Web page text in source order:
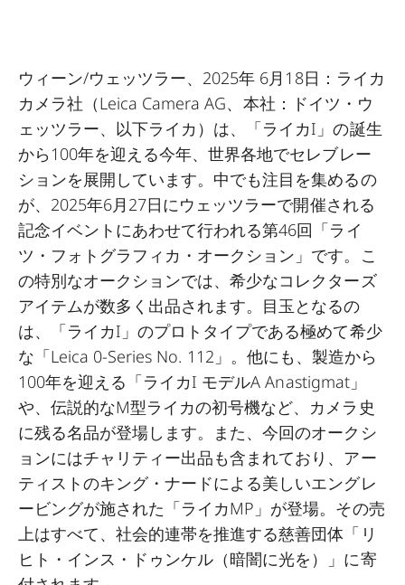
ウィーン/ウェッツラー、2025年 6月18日：ライカ
カメラ社（Leica Camera AG、本社：ドイツ・ウ
ェッツラー、以下ライカ）は、「ライカI」の誕生
から100年を迎える今年、世界各地でセレブレー
ションを展開しています。中でも注目を集めるの
が、2025年6月27日にウェッツラーで開催される
記念イベントにあわせて行われる第46回「ライ
ツ・フォトグラフィカ・オークション」です。こ
の特別なオークションでは、希少なコレクターズ
アイテムが数多く出品されます。目玉となるの
は、「ライカI」のプロトタイプである極めて希少
な「Leica 0-Series No. 112」。他にも、製造から
100年を迎える「ライカI モデルA Anastigmat」
や、伝説的なM型ライカの初号機など、カメラ史
に残る名品が登場します。また、今回のオークシ
ョンにはチャリティー出品も含まれており、アー
ティストのキング・ナードによる美しいエングレ
ービングが施された「ライカMP」が登場。その売
上はすべて、社会的連帯を推進する慈善団体「リ
ヒト・インス・ドゥンケル（暗闇に光を）」に寄